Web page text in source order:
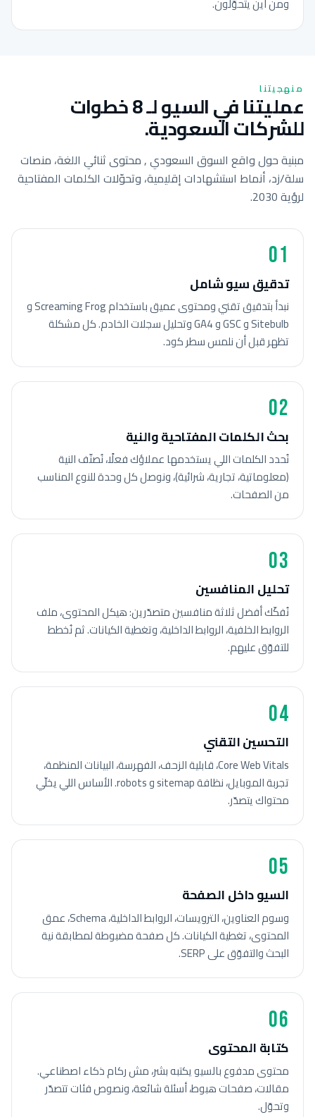
منهجيتنا
عمليتنا في السيو لـ 8 خطوات
للشركات السعودية.
مبنية حول واقع السوق السعودي , محتوى ثنائي اللغة، منصات
سلة/زد، أنماط استشهادات إقليمية، وتحوّلات الكلمات المفتاحية
لرؤية 2030.
01
تدقيق سيو شامل
نبدأ بتدقيق تقني ومحتوى عميق باستخدام Screaming Frog و
Sitebulb و GSC و GA4 وتحليل سجلات الخادم. كل مشكلة
تظهر قبل أن نلمس سطر كود.
02
بحث الكلمات المفتاحية والنية
نُحدد الكلمات اللي يستخدمها عملاؤك فعلًا، نُصنّف النية
(معلوماتية، تجارية، شرائية)، ونوصل كل وحدة للنوع المناسب
من الصفحات.
03
تحليل المنافسين
نُفكّك أفضل ثلاثة منافسين متصدّرين: هيكل المحتوى، ملف
الروابط الخلفية، الروابط الداخلية، وتغطية الكيانات. ثم نُخطط
للتفوّق عليهم.
04
التحسين التقني
Core Web Vitals، قابلية الزحف، الفهرسة، البيانات المنظمة،
تجربة الموبايل، نظافة sitemap و robots. الأساس اللي يخلّي
محتواك يتصدّر.
05
السيو داخل الصفحة
وسوم العناوين، الترويسات، الروابط الداخلية، Schema، عمق
المحتوى، تغطية الكيانات. كل صفحة مضبوطة لمطابقة نية
البحث والتفوّق على SERP.
06
كتابة المحتوى
محتوى مدفوع بالسيو يكتبه بشر، مش ركام ذكاء اصطناعي.
مقالات، صفحات هبوط، أسئلة شائعة، ونصوص فئات تتصدّر
وتحوّل.